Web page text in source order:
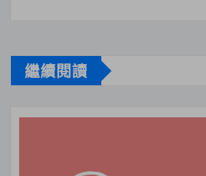
繼續閱讀